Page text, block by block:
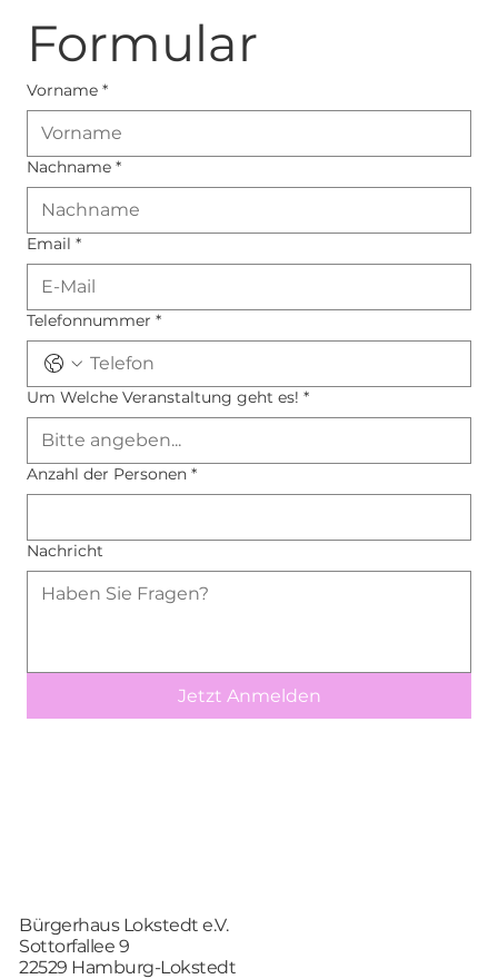
Formular
Vorname *
Nachname *
Email *
Telefonnummer *
Um Welche Veranstaltung geht es! *
Anzahl der Personen *
Nachricht
Jetzt Anmelden
Bürgerhaus Lokstedt e.V.
Sottorfallee 9
22529 Hamburg-Lokstedt